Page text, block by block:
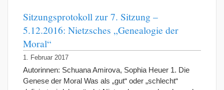
Sitzungsprotokoll zur 7. Sitzung –
5.12.2016: Nietzsches „Genealogie der
Moral“
1. Februar 2017
Autorinnen: Schuana Amirova, Sophia Heuer 1. Die
Genese der Moral Was als „gut“ oder „schlecht“